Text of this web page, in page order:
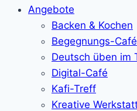
Angebote
Backen & Kochen
Begegnungs-Café
Deutsch üben im
Digital-Café
Kafi-Treff
Kreative